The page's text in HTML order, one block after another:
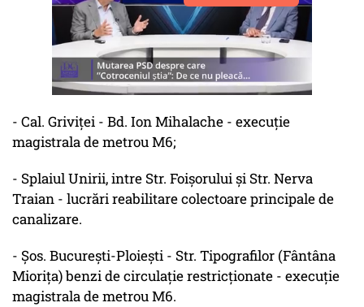
- Cal. Griviţei - Bd. Ion Mihalache - execuţie
magistrala de metrou M6;
- Splaiul Unirii, intre Str. Foişorului şi Str. Nerva
Traian - lucrări reabilitare colectoare principale de
canalizare.
- Şos. Bucureşti-Ploieşti - Str. Tipografilor (Fântâna
Mioriţa) benzi de circulaţie restricţionate - execuţie
magistrala de metrou M6.